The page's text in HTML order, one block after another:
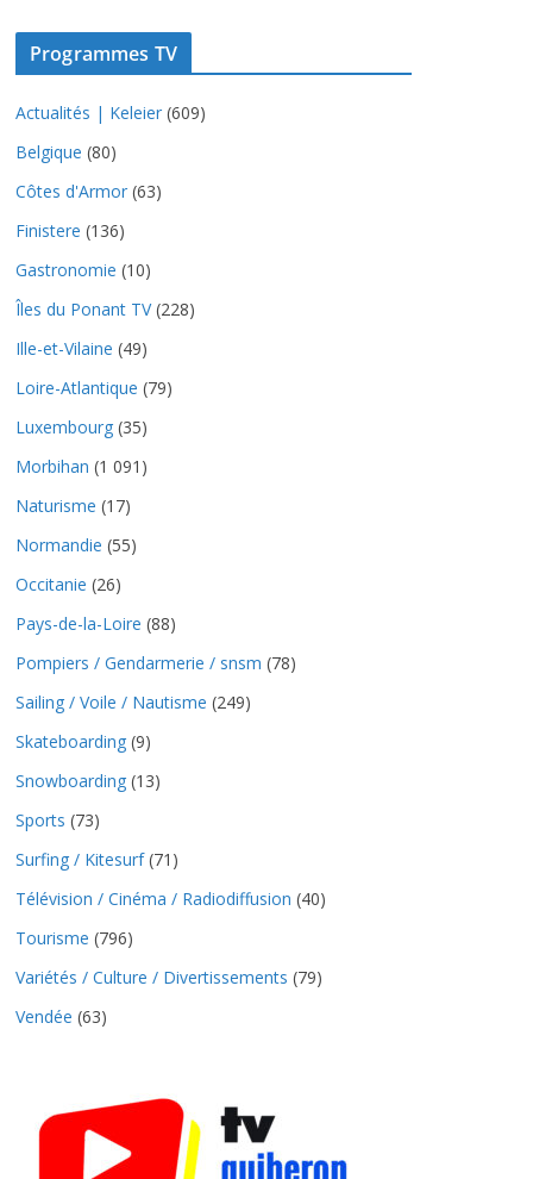
Programmes TV
Actualités | Keleier (609)
Belgique (80)
Côtes d'Armor (63)
Finistere (136)
Gastronomie (10)
Îles du Ponant TV(228)
Ille-et-Vilaine (49)
Loire-Atlantique (79)
Luxembourg (35)
Morbihan (1 091)
Naturisme (17)
Normandie (55)
Occitanie (26)
Pays-de-la-Loire (88)
Pompiers / Gendarmerie / snsm (78)
Sailing / Voile / Nautisme (249)
Skateboarding (9)
Snowboarding (13)
Sports (73)
Surfing / Kitesurf(71)
Télévision / Cinéma / Radiodiffusion (40)
Tourisme (796)
Variétés / Culture / Divertissements (79)
Vendée (63)